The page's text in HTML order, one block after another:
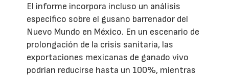
El informe incorpora incluso un análisis
específico sobre el gusano barrenador del
Nuevo Mundo en México. En un escenario de
prolongación de la crisis sanitaria, las
exportaciones mexicanas de ganado vivo
podrían reducirse hasta un 100%, mientras